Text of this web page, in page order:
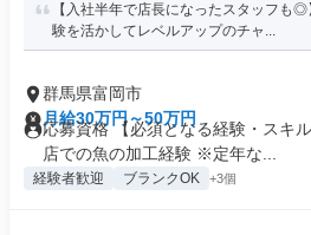
【入社半年で店長になったスタッフも
験を活かしてレベルアップのチャ...
群馬県富岡市
月給30万円～50万円
応募資格 【必須となる経験・スキ
店での魚の加工経験 ※定年な...
経験者歓迎 ブランクOK +3個